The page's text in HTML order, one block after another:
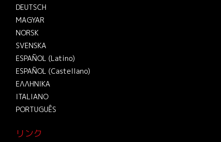
DEUTSCH
MAGYAR
NORSK
SVENSKA
ESPAÑOL (Latino)
ESPAÑOL (Castellano)
ΕΛΛΗΝΙΚA
ITALIANO
PORTUGUÊS
リンク